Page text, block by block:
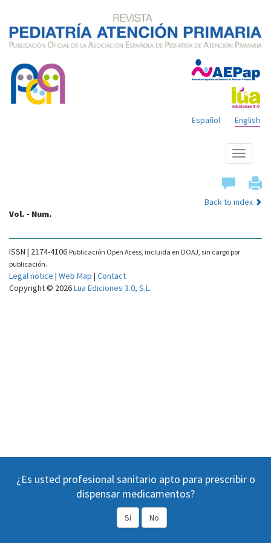
English
Español
Show
menu
Back to index
Vol. - Num.
¿Es usted profesional sanitario apto para prescribir o
dispensar medicamentos?
Sí No
ISSN | 2174-4106 Publicación Open Acess, incluida en DOAJ, sin cargo por
publicación.
Legal notice | Web Map | Contact
Copyright © 2026Lua Ediciones 3.0, S.L.